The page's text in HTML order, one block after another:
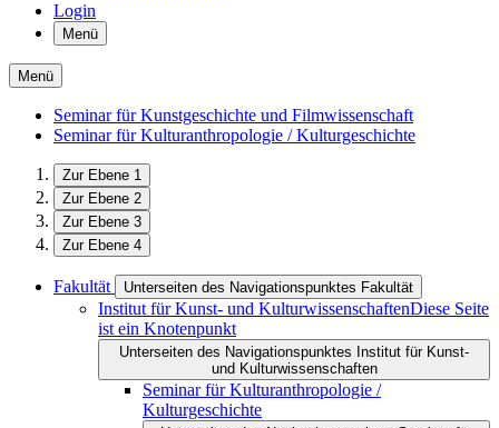
Login
Menü
Menü
Seminar für Kunstgeschichte und Filmwissenschaft
Seminar für Kulturanthropologie / Kulturgeschichte
Zur Ebene 1
Zur Ebene 2
Zur Ebene 3
Zur Ebene 4
Fakultät Unterseiten des Navigationspunktes Fakultät
Institut für Kunst- und KulturwissenschaftenDiese Seite
ist ein Knotenpunkt
Unterseiten des Navigationspunktes Institut für Kunst-
und Kulturwissenschaften
Seminar für Kulturanthropologie /
Kulturgeschichte